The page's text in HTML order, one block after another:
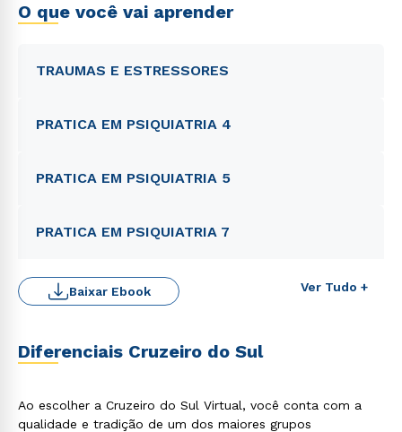
O que você vai aprender
TRAUMAS E ESTRESSORES
PRATICA EM PSIQUIATRIA 4
PRATICA EM PSIQUIATRIA 5
PRATICA EM PSIQUIATRIA 7
Ver Tudo +
Baixar Ebook
Diferenciais Cruzeiro do Sul
Ao escolher a Cruzeiro do Sul Virtual, você conta com a
qualidade e tradição de um dos maiores grupos